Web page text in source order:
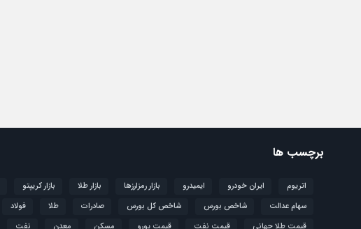
برچسب ها
اتریوم ایران خودرو ایمیدرو بازار رمزارزها بازار طلا بازار کریپتو
سهام عدالت
شاخص بورس شاخص کل بورس صادرات طلا فولاد
قیمت طلا جهانی
قیمت نفت قیمت یورو مسکن معدن نفت